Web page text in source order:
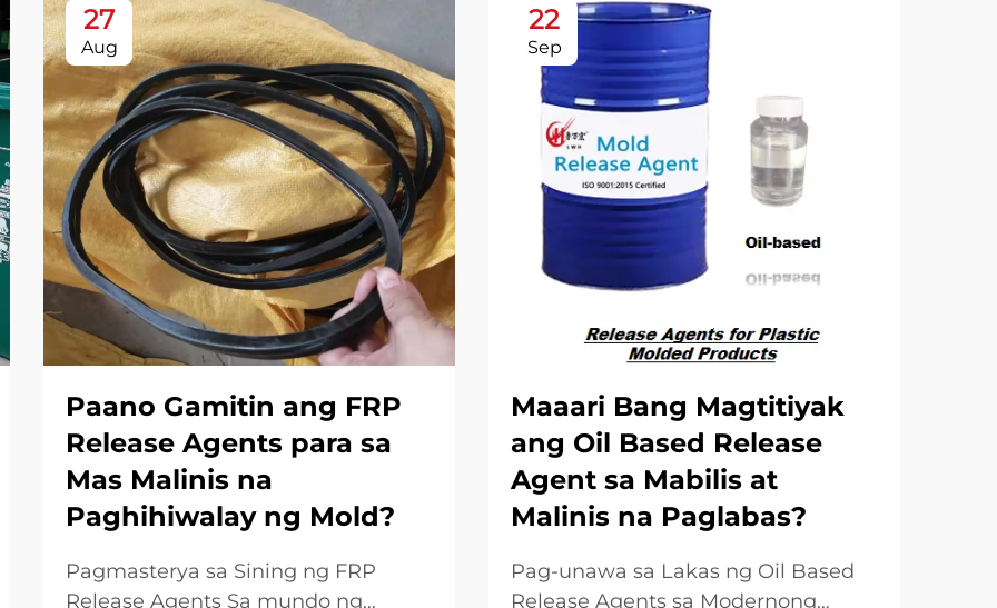
27
Aug
Paano Gamitin ang FRP
Release Agents para sa
Mas Malinis na
Paghihiwalay ng Mold?
Pagmasterya sa Sining ng FRP
Release Agents Sa mundo ng
22
Sep
Maaari Bang Magtitiyak
ang Oil Based Release
Agent sa Mabilis at
Malinis na Paglabas?
Pag-unawa sa Lakas ng Oil Based
Release Agents sa Modernong